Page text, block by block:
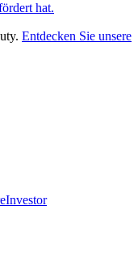
hat.
Entdecken Sie unsere
Investor